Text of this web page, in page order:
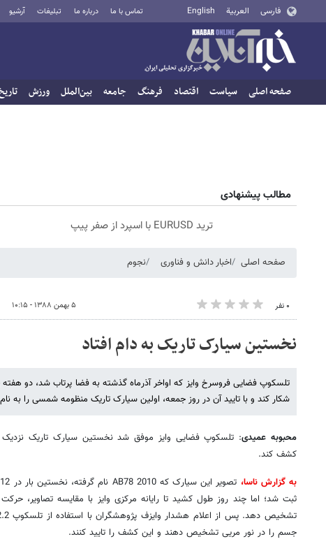
فارسی العربية English تماس با ما درباره ما تبلیغات آرشیو
صفحه اصلی سیاست اقتصاد فرهنگ جامعه بین‌الملل ورزش
مطالب پیشنهادی
ترید EURUSD با اسپرد از صفر پیپ
صفحه اصلی اخبار دانش و فناوری نجوم
۰ نفر ۵ بهمن ۱۳۸۸ - ۱۰:۱۵
نخستین سیارک تاریک به دام افتاد
تلسکوپ فضایی فروسرخ وایز که اواخر آذرماه گذشته به فضا پرتاب شد، دو
شکار کند و با تایید آن در روز جمعه، اولین سیارک تاریک منظومه شمسی را به
محبوبه عمیدی: تلسکوپ فضایی وایز موفق شد نخستین سیارک تاریک نزدیک
کشف کند.
به گزارش ناسا،
ثبت شد؛ اما چند روز طول کشید تا رایانه مرکزی وایز با مقایسه تصاویر،
جسم را در نور مریی تشخیص دهند و این کشف را تایید کنند.